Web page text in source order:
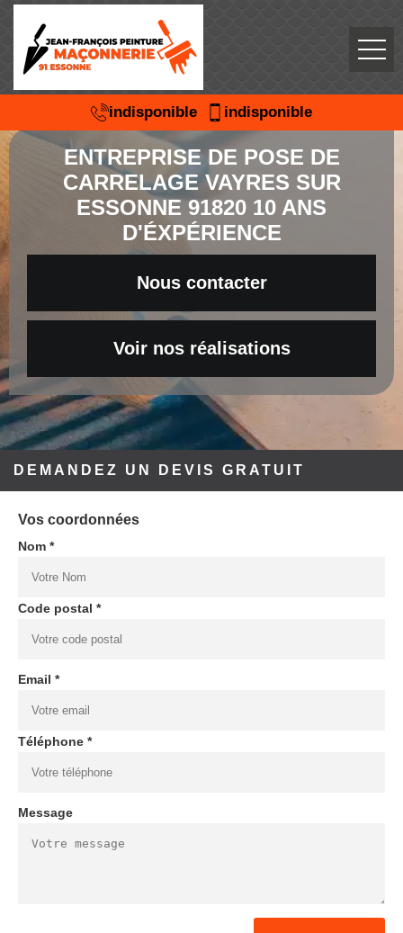
indisponible indisponible
ENTREPRISE DE POSE DE
CARRELAGE VAYRES SUR
ESSONNE 91820 10 ANS
D'ÉXPÉRIENCE
Nous contacter
Voir nos réalisations
DEMANDEZ UN DEVIS GRATUIT
Vos coordonnées
Nom *
Code postal *
Email *
Téléphone *
Message